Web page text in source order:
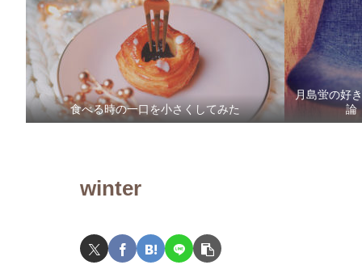
食べる時の一口を小さくしてみた
月島蛍の好
論
winter